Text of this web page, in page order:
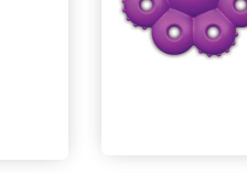
BONE, 9 CM